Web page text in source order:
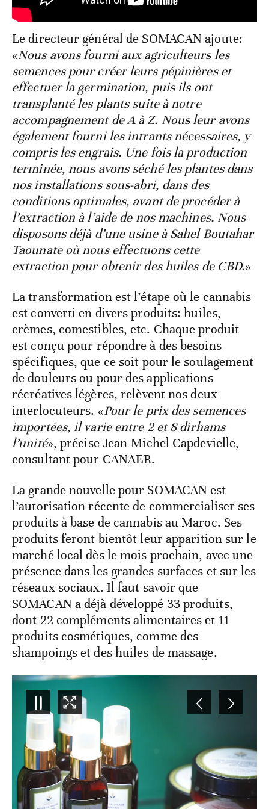
Le directeur général de SOMACAN ajoute:
«Nous avons fourni aux agriculteurs les
semences pour créer leurs pépinières et
effectuer la germination, puis ils ont
transplanté les plants suite à notre
accompagnement de A à Z. Nous leur avons
également fourni les intrants nécessaires, y
compris les engrais. Une fois la production
terminée, nous avons séché les plantes dans
nos installations sous-abri, dans des
conditions optimales, avant de procéder à
l’extraction à l’aide de nos machines. Nous
disposons déjà d’une usine à Sahel Boutahar
Taounate où nous effectuons cette
extraction pour obtenir des huiles de CBD.»
La transformation est l’étape où le cannabis
est converti en divers produits: huiles,
crèmes, comestibles, etc. Chaque produit
est conçu pour répondre à des besoins
spécifiques, que ce soit pour le soulagement
de douleurs ou pour des applications
récréatives légères, relèvent nos deux
interlocuteurs. «Pour le prix des semences
importées, il varie entre 2 et 8 dirhams
l’unité», précise Jean-Michel Capdevielle,
consultant pour CANAER.
La grande nouvelle pour SOMACAN est
l’autorisation récente de commercialiser ses
produits à base de cannabis au Maroc. Ses
produits feront bientôt leur apparition sur le
marché local dès le mois prochain, avec une
présence dans les grandes surfaces et sur les
réseaux sociaux. Il faut savoir que
SOMACAN a déjà développé 33 produits,
dont 22 compléments alimentaires et 11
produits cosmétiques, comme des
shampoings et des huiles de massage.